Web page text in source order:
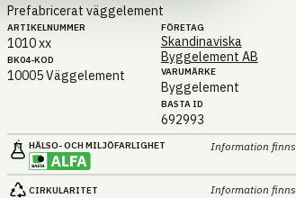
Prefabricerat väggelement
ARTIKEL­NUMMER
1010 xx
BK04-KOD
10005Väggelement
FÖRETAG
Skandinaviska
Byggelement AB
VARUMÄRKE
Byggelement
BASTA ID
692993
HÄLSO- OCH MILJÖ­FARLIGHET Information finns
CIRKULARITET Information finns